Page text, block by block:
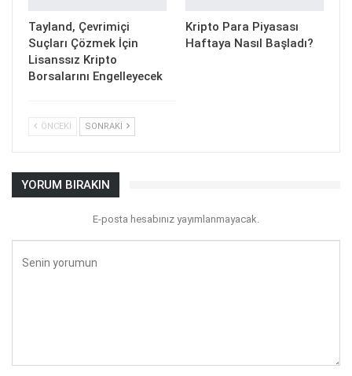
Tayland, Çevrimiçi
Suçları Çözmek İçin
Lisanssız Kripto
Borsalarını Engelleyecek
Kripto Para Piyasası
Haftaya Nasıl Başladı?
ÖNCEKI SONRAKI
YORUM BIRAKIN
E-posta hesabınız yayımlanmayacak.